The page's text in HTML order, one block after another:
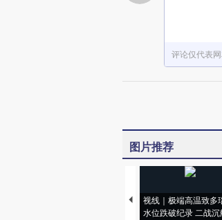
评论仅代表
图片推荐
视线｜极端高温致多
水位跌破纪录 二战沉